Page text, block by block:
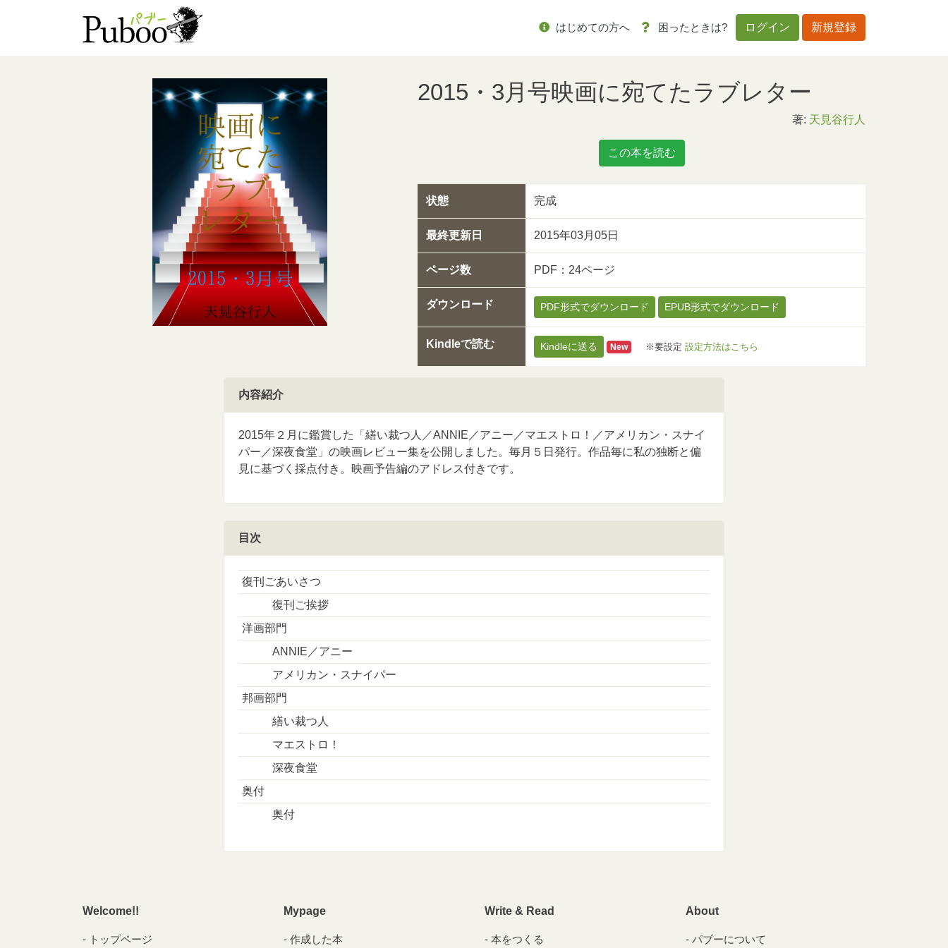
はじめての方へ 困ったときは? ログイン 新規登録
2015・3月号映画に宛てたラブレター
著: 天見谷行人
この本を読む
状態 完成
最終更新日 2015年03月05日
ページ数 PDF：24ページ
ダウンロード PDF形式でダウンロード EPUB形式でダウンロード
Kindleで読む Kindleに送る New ※要設定 設定方法はこちら
内容紹介
2015年２月に鑑賞した「繕い裁つ人／ANNIE／アニー／マエストロ！／アメリカン・スナイ
パー／深夜食堂」の映画レビュー集を公開しました。毎月５日発行。作品毎に私の独断と偏
見に基づく採点付き。映画予告編のアドレス付きです。
目次
復刊ごあいさつ
復刊ご挨拶
洋画部門
ANNIE／アニー
アメリカン・スナイパー
邦画部門
繕い裁つ人
マエストロ！
深夜食堂
奥付
奥付
Welcome!!
トップページ
Mypage
作成した本
Write & Read
本をつくる
About
パブーについて